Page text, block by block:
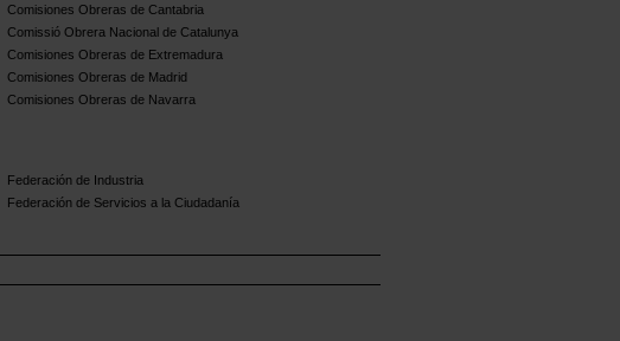
Comisiones Obreras de Cantabria
Comissió Obrera Nacional de Catalunya
Comisiones Obreras de Extremadura
Comisiones Obreras de Madrid
Comisiones Obreras de Navarra
Federación de Industria
Federación de Servicios a la Ciudadanía